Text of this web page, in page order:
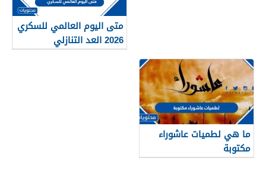
متى اليوم العالمي للسكري
2026 العد التنازلي
ما هي لطميات عاشوراء
مكتوبة